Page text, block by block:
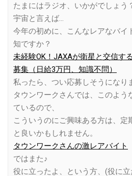
たまにはラジオ、いかがでしょう
宇宙と言えば…
今年の初めに、こんなレアなバイ
知ですか？
未経験OK！JAXAが衛星と交信す
募集（日給3万円、知識不問）
私ったら、つい応募しそうになり
タウンワークさんでは、このよう
ているので、
こういうのにご興味ある方は、定
と良いかもしれません。
タウンワークさんの激レアバイト
ではまた♪
役に立ったよ、という方、(役に